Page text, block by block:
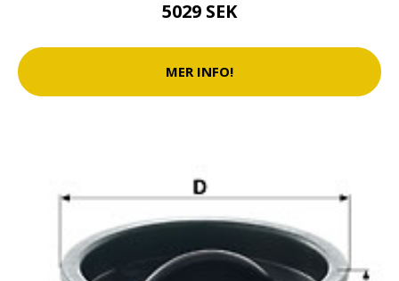
5029 SEK
MER INFO!